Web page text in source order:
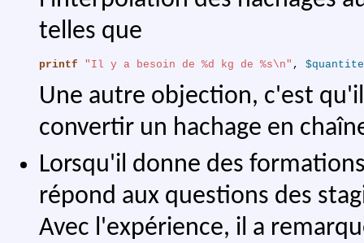
telles que
printf "Il y a besoin de %d kg de %s\n" , $quantite
Une autre objection, c'est
convertir un hachage en
Lorsqu'il donne des
répond aux questions des
Avec l'expérience, il a